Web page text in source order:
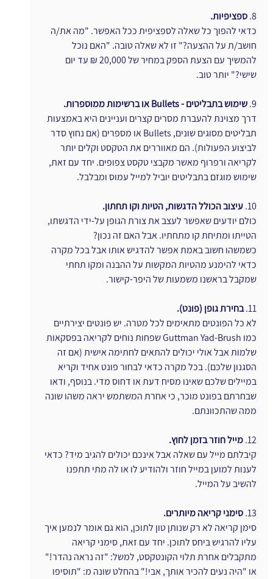
8. ספציפיות.
כדאי להפוך כל שאלה לספציפית ככל האפשר. "מה את/ה
חושב/ת על ההצעה?" זו לא שאלה טובה. "האם נוכל
להמשיך עם הצעת הספק במחיר של 20,000 ₪ עד יום
שישי?" יותר טוב.
9. שימוש בתבליטים - Bullets או ברשימות ממוספרות.
דרך מצוינת להעברת מסרים קצרים ועניינים היא באמצעות
תבליטים מסוגים שונים, Bullets או מספרים (אם נחוץ סדר
לביצוע הפעולות). הם מאווררים את הטקסט וקלים יותר
לקריאה ורפרוף מאשר מקבצי טקסט צפופים. יחד עם זאת,
שימוש מוגזם בתבליטים יוביל למייל עמוס ומבלבל.
10. עיצוב הכולל הדגשות, הטיות וקו תחתון.
כולם יודעים שאפשר לעצב את צורת הגופן על-ידי הדגשתו,
הטייתו ומתיחת קו מתחתיו. אבל האם זה נכון?
כשמשהו חשוב באמת אפשר להדגיש אותו אבל בכל מקרה
כדאי להימנע מהטיות המקשות על ההבנה ומקו תחתי
שמקבל בראשנו משמעות של היפר-קישור.
11. בחירת גופן (פונט).
לא כל הפונטים מתאימים לכל מטרה. יש פונטים יצירתיים
כמו Guttman Yad-Brush שפחות נוחים לקריאה בפסקאות
שלמות אבל אולי יכולים להתאים לחתימה אישית (אם זה
הסגנון שלכם). בכל מקרה כדאי לבחור פונט אחיד וקריא
במיילים שלכם שאינו מסיח דעת או דחוס מדי. בנוסף, ודאו
שבחרתם בפונט מוכר, כי אחרת המשתמש יראה משהו שונה
ממה שהתכוונתם.
12. מייל חוזר בזמן לחוץ.
קיבלתם מייל עם שאלה אבל אינכם יכולים להגיב מיד? כדאי
לענות למוען במייל חוזר ולהודיע לו או לה מתי תתפנו
להשיב על המייל.
13. סימני קריאה מיותרים.
סימן קריאה לא רק שנותן טון לתוכן, הוא גם אומר לנמען איך
עליו להרגיש ביחס לתוכן. יחד עם זאת, סימני קריאה
מתקבלים אחרת תלוי הקונטקסט, למשל: "זה נראה נהדר!"
או "היה נעים להכיר אותך, אבי!" בהחלט שונה מ: "תוסיפו